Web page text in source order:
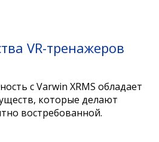
VR-тренажеров
с Varwin XRMS обладает
которые делают
востребованной.